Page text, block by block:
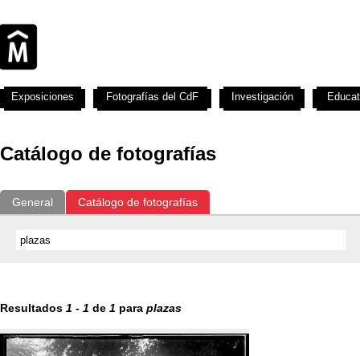
Catálogo de fotografías
General Catálogo de fotografías
Resultados 1 - 1 de 1 para plazas
Exposiciones Fotografías del CdF Investigación